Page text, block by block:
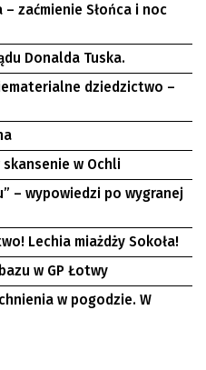
zaćmienie Słońca i noc
Donalda Tuska.
dziedzictwo –
skansenie w Ochli
– wypowiedzi po wygranej
Lechia miażdży Sokoła!
w GP Łotwy
w pogodzie. W